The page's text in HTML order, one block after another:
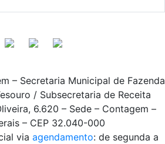
– Secretaria Municipal de Fazenda
/ Subsecretaria de Receita
6.620 – Sede – Contagem –
– CEP 32.040-000
via agendamento: de segunda a